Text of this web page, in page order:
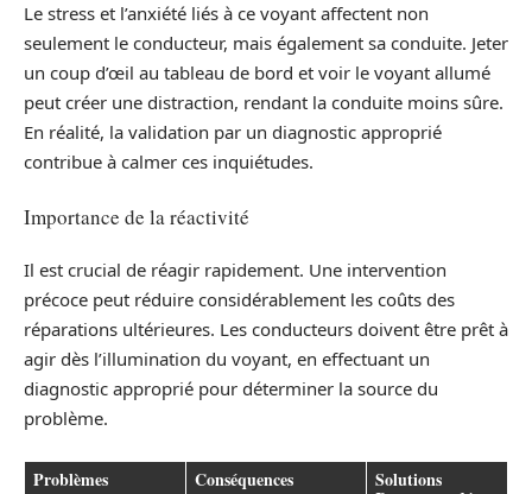
Le stress et l’anxiété liés à ce voyant affectent non
seulement le conducteur, mais également sa conduite. Jeter
un coup d’œil au tableau de bord et voir le voyant allumé
peut créer une distraction, rendant la conduite moins sûre.
En réalité, la validation par un diagnostic approprié
contribue à calmer ces inquiétudes.
Importance de la réactivité
Il est crucial de réagir rapidement. Une intervention
précoce peut réduire considérablement les coûts des
réparations ultérieures. Les conducteurs doivent être prêt à
agir dès l’illumination du voyant, en effectuant un
diagnostic approprié pour déterminer la source du
problème.
Problèmes Conséquences Solutions